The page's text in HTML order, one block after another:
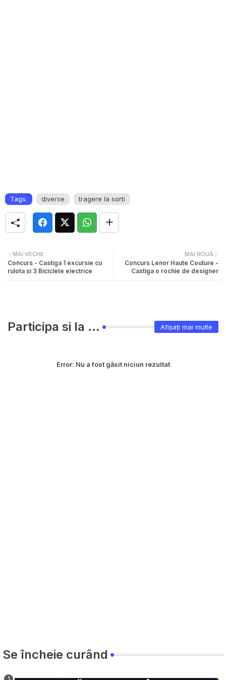
Tags: diverse tragere la sorti
MAI NOUĂ
Concurs Lenor Haute Couture -
Castiga o rochie de designer
MAI VECHE
Concurs - Castiga 1 excursie cu
rulota si 3 Biciclete electrice
Participa si la ... Afișați mai multe
Error: Nu a fost găsit niciun rezultat
Se încheie curând